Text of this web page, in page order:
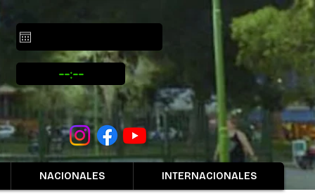
NACIONALES INTERNACIONALES